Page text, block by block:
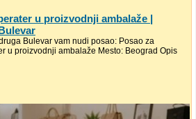
u proizvodnji ambalaže |
Bulevar vam nudi posao: Posao za
u proizvodnji ambalaže Mesto: Beograd Opis